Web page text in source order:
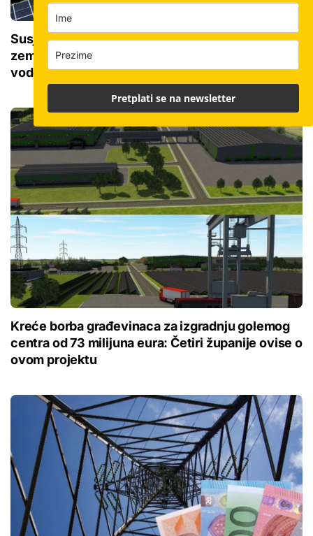
Susjedi izgradili najveću solarnu elektranu u
zemlji: Ima više od 400.000 panela i sustav
vodova od 26 km
Kreće borba građevinaca za izgradnju golemog
centra od 73 milijuna eura: Četiri županije ovise o
ovom projektu
Pretplati se na newsletter